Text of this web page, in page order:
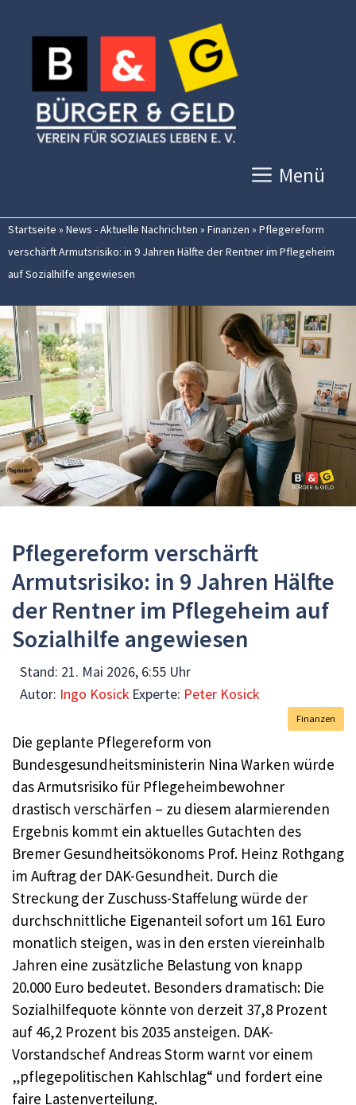
Inhalt
springen
Menü
Startseite » News - Aktuelle Nachrichten » Finanzen » Pflegereform
verschärft Armutsrisiko: in 9 Jahren Hälfte der Rentner im Pflegeheim
auf Sozialhilfe angewiesen
Pflegereform verschärft
Armutsrisiko: in 9 Jahren Hälfte
der Rentner im Pflegeheim auf
Sozialhilfe angewiesen
Stand: 21. Mai 2026, 6:55 Uhr
Autor: Ingo Kosick Experte: Peter Kosick
Finanzen
Die geplante Pflegereform von
Bundesgesundheitsministerin Nina Warken würde
das Armutsrisiko für Pflegeheimbewohner
drastisch verschärfen – zu diesem alarmierenden
Ergebnis kommt ein aktuelles Gutachten des
Bremer Gesundheitsökonoms Prof. Heinz Rothgang
im Auftrag der DAK-Gesundheit. Durch die
Streckung der Zuschuss-Staffelung würde der
durchschnittliche Eigenanteil sofort um 161 Euro
monatlich steigen, was in den ersten viereinhalb
Jahren eine zusätzliche Belastung von knapp
20.000 Euro bedeutet. Besonders dramatisch: Die
Sozialhilfequote könnte von derzeit 37,8 Prozent
auf 46,2 Prozent bis 2035 ansteigen. DAK-
Vorstandschef Andreas Storm warnt vor einem
„pflegepolitischen Kahlschlag“ und fordert eine
faire Lastenverteilung.